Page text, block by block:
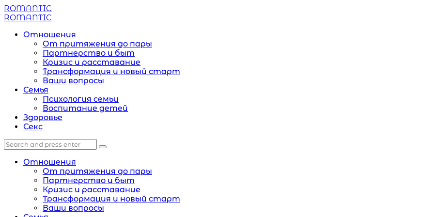
Menu
ROMANTIC
Search
Menu
ROMANTIC
Отношения
От притяжения до пары
Партнерство и быт
Кризис и расставание
Трансформация и новый старт
Ваши вопросы
Семья
Психология семьи
Воспитание детей
Здоровье
Секс
Search
Search
for:
Search
Отношения
От притяжения до пары
Партнерство и быт
Кризис и расставание
Трансформация и новый старт
Ваши вопросы